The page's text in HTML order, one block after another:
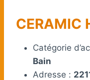
CERAMIC
Catégorie
Bain
Adresse :